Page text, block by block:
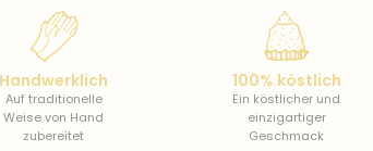
Handwerklich
Auf traditionelle
Weise von Hand
zubereitet
100% köstlich
Ein köstlicher und
einzigartiger
Geschmack